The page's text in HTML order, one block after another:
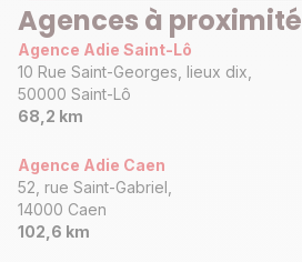
Agences à proximité
Agence Adie Saint-Lô
10 Rue Saint-Georges, lieux dix,
50000 Saint-Lô
68,2 km
Agence Adie Caen
52, rue Saint-Gabriel,
14000 Caen
102,6 km